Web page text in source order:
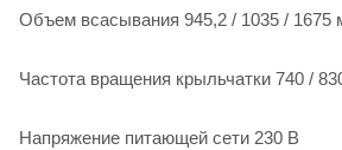
Объем всасывания 945,2 / 1035 / 1675
Частота вращения крыльчатки 740 /
Напряжение питающей сети 230 В